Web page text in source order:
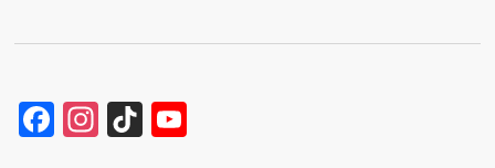
Facebook
Instagram
TikTok